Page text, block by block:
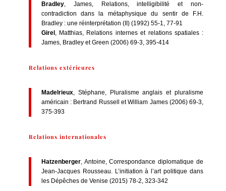
Bradley, James, Relations, intelligibilité et non-
contradiction dans la métaphysique du sentir de F.H.
Bradley : une réinterprétation (II) (1992) 55-1, 77-91
Girel , Matthias, Relations internes et relations spatiales :
James, Bradley et Green (2006) 69-3, 395-414
Relations extérieures
Madelrieux, Stéphane, Pluralisme anglais et pluralisme
américain : Bertrand Russell et William James (2006) 69-3,
375-393
Relations internationales
Hatzenberger, Antoine, Correspondance diplomatique de
Jean-Jacques Rousseau. L’initiation à l’art politique dans
les Dépêches de Venise (2015) 78-2, 323-342